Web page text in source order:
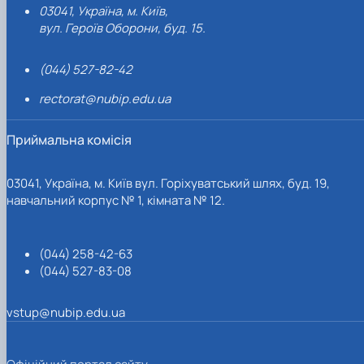
03041, Україна, м. Київ,
вул. Героїв Оборони, буд. 15.
(044) 527-82-42
rectorat@nubip.edu.ua
Приймальна комісія
03041, Україна, м. Київ вул. Горіхуватський шлях, буд. 19,
навчальний корпус № 1, кімната № 12.
(044) 258-42-63
(044) 527-83-08
vstup@nubip.edu.ua